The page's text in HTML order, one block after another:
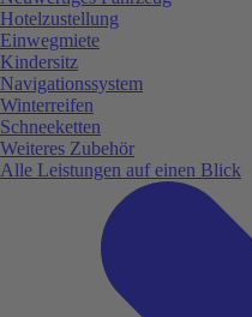
Hotelzustellung
Einwegmiete
Kindersitz
Navigationssystem
Winterreifen
Schneeketten
Weiteres Zubehör
Alle Leistungen auf einen Blick